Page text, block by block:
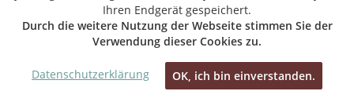
Ihren Endgerät gespeichert.
Durch die weitere Nutzung der Webseite stimmen Sie der
Verwendung dieser Cookies zu.
Datenschutzerklärung OK, ich bin einverstanden.